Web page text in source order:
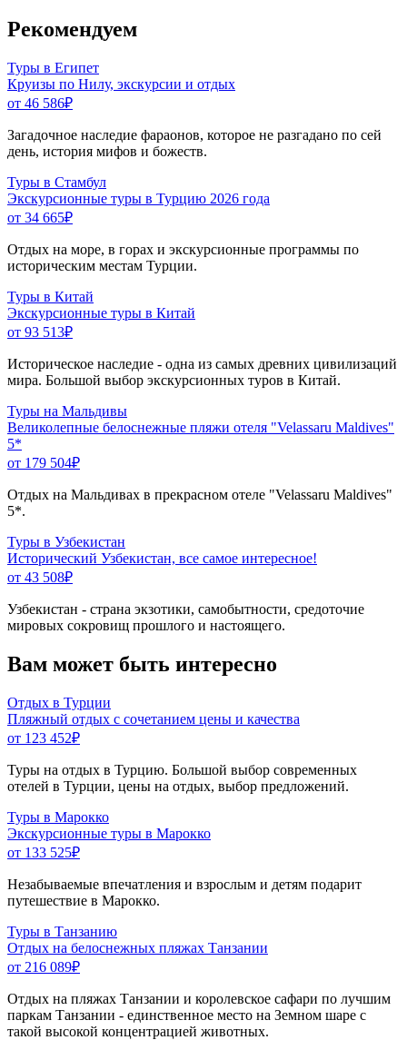
Рекомендуем
Туры в Египет
Круизы по Нилу, экскурсии и отдых
от 46 586₽
Загадочное наследие фараонов, которое не разгадано по сей
день, история мифов и божеств.
Туры в Стамбул
Экскурсионные туры в Турцию 2026 года
от 34 665₽
Отдых на море, в горах и экскурсионные программы по
историческим местам Турции.
Туры в Китай
Экскурсионные туры в Китай
от 93 513₽
Историческое наследие - одна из самых древних цивилизаций
мира. Большой выбор экскурсионных туров в Китай.
Туры на Мальдивы
Великолепные белоснежные пляжи отеля "Velassaru Maldives"
5*
от 179 504₽
Отдых на Мальдивах в прекрасном отеле "Velassaru Maldives"
5*.
Туры в Узбекистан
Исторический Узбекистан, все самое интересное!
от 43 508₽
Узбекистан - страна экзотики, самобытности, средоточие
мировых сокровищ прошлого и настоящего.
Вам может быть интересно
Отдых в Турции
Пляжный отдых с сочетанием цены и качества
от 123 452₽
Туры на отдых в Турцию. Большой выбор современных
отелей в Турции, цены на отдых, выбор предложений.
Туры в Марокко
Экскурсионные туры в Марокко
от 133 525₽
Незабываемые впечатления и взрослым и детям подарит
путешествие в Марокко.
Туры в Танзанию
Отдых на белоснежных пляжах Танзании
от 216 089₽
Отдых на пляжах Танзании и королевское сафари по лучшим
паркам Танзании - единственное место на Земном шаре с
такой высокой концентрацией животных.